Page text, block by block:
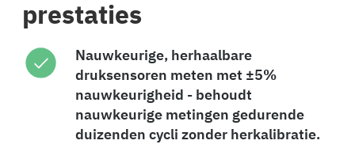
prestaties
Nauwkeurige, herhaalbare
druksensoren meten met ±5%
nauwkeurigheid - behoudt
nauwkeurige metingen gedurende
duizenden cycli zonder herkalibratie.